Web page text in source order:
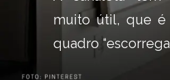
muito útil, que é
quadro